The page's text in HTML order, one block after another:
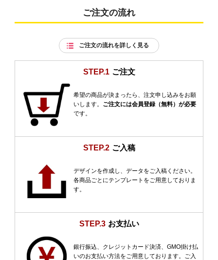
ご注文の流れ
ご注文の流れを詳しく見る
STEP.1 ご注文
希望の商品が決まったら、注文申し込みをお願
いします。 ご注文には会員登録（無料）が必要
です。
STEP.2 ご入稿
デザインを作成し、データをご入稿ください。
各商品ごとにテンプレートをご用意しておりま
す。
STEP.3 お支払い
銀行振込、クレジットカード決済、GMO掛け払
いのお支払い方法をご用意しております。ご入